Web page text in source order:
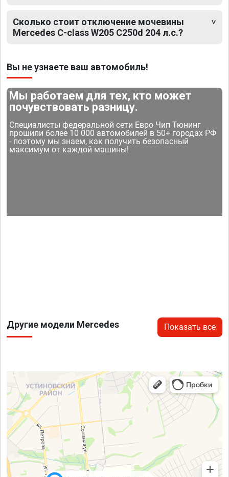
Сколько стоит отключение мочевины
Mercedes C-class W205 C250d 204 л.с.?
Вы не узнаете ваш автомобиль!
Мы работаем для тех, кто может
почувствовать разницу.
Специалисты федеральной сети Евро Чип Тюнинг
прошили более 10 000 автомобилей в 50+ городах РФ
- поэтому мы знаем, как получить безопасный
максимум от каждой машины!
Другие модели Mercedes Показать все